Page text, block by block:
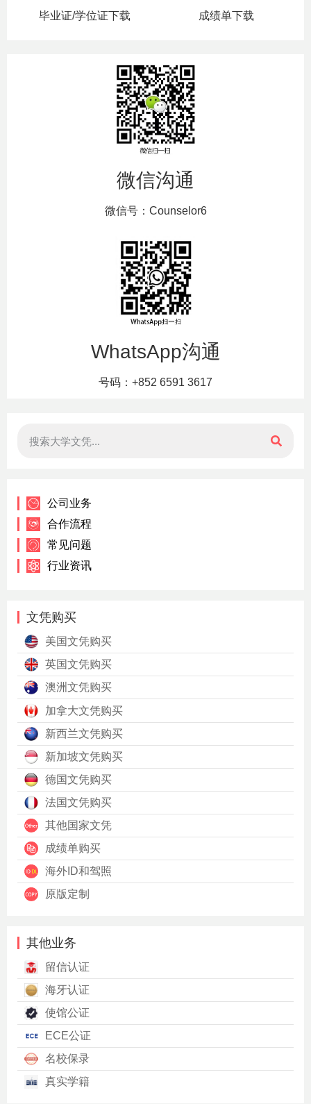
毕业证/学位证下载 成绩单下载
微信沟通
微信号：Counselor6
WhatsApp沟通
号码：+852 6591 3617
公司业务
合作流程
常见问题
行业资讯
文凭购买
美国文凭购买
英国文凭购买
澳洲文凭购买
加拿大文凭购买
新西兰文凭购买
新加坡文凭购买
德国文凭购买
法国文凭购买
其他国家文凭
成绩单购买
海外ID和驾照
原版定制
其他业务
留信认证
海牙认证
使馆公证
ECE公证
名校保录
真实学籍